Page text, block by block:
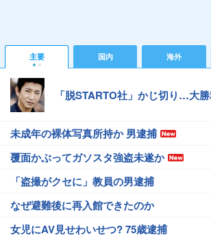
主要 国内 海外
「脱STARTO社」かじ切り…大
未成年の裸体写真所持か 男逮捕
覆面かぶってガソスタ強盗未遂か
「盗撮がクセに」教員の男逮捕
なぜ避難後に再入館できたのか
女児にAV見せわいせつ? 75歳逮捕